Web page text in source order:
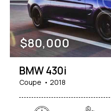
$80,000
BMW 430i
Coupe 2018